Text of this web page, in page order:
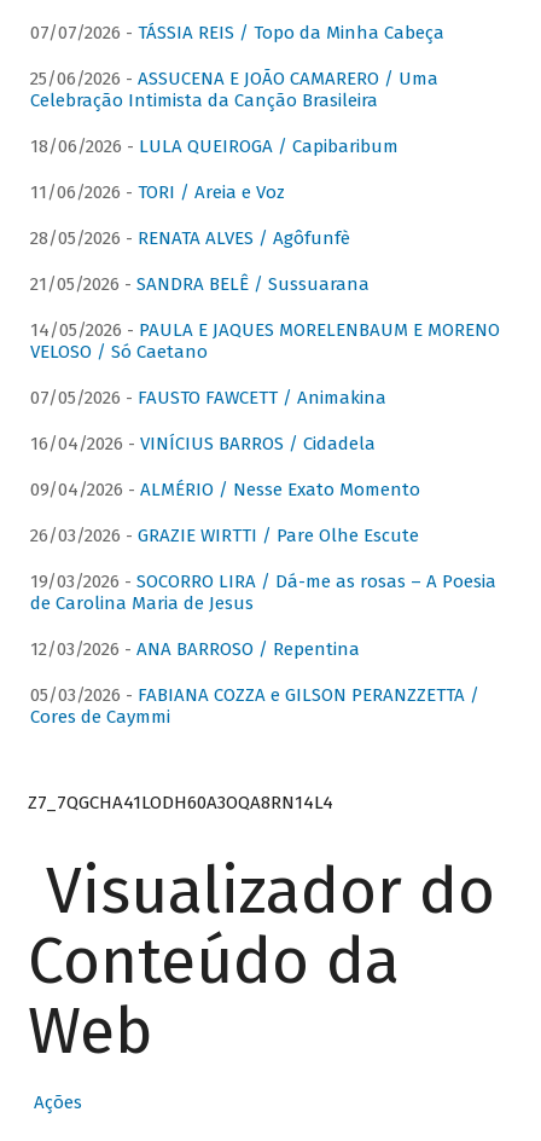
07/07/2026 - TÁSSIA REIS / Topo da Minha Cabeça
25/06/2026 - ASSUCENA E JOÃO CAMARERO / Uma
Celebração Intimista da Canção Brasileira
18/06/2026 - LULA QUEIROGA / Capibaribum
11/06/2026 - TORI / Areia e Voz
28/05/2026 - RENATA ALVES / Agôfunfè
21/05/2026 - SANDRA BELÊ / Sussuarana
14/05/2026 - PAULA E JAQUES MORELENBAUM E MORENO
VELOSO / Só Caetano
07/05/2026 - FAUSTO FAWCETT / Animakina
16/04/2026 - VINÍCIUS BARROS / Cidadela
09/04/2026 - ALMÉRIO / Nesse Exato Momento
26/03/2026 - GRAZIE WIRTTI / Pare Olhe Escute
19/03/2026 - SOCORRO LIRA / Dá-me as rosas – A Poesia
de Carolina Maria de Jesus
12/03/2026 - ANA BARROSO / Repentina
05/03/2026 - FABIANA COZZA e GILSON PERANZZETTA /
Cores de Caymmi
Z7_7QGCHA41LODH60A3OQA8RN14L4
Visualizador do
Conteúdo da
Web
Ações